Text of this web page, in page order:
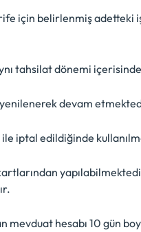
için belirlenmiş adetteki
tahsilat dönemi
devam
iptal edildiğinde
hesabı 10 gün